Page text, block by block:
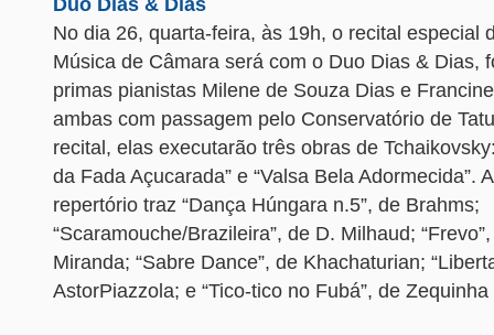
No dia 26, quarta-feira, às 19h, o recital especial
Música de Câmara será com o Duo Dias & Dias,
primas pianistas Milene de Souza Dias e
ambas com passagem pelo Conservatório de
recital, elas executarão três obras de
da Fada Açucarada” e “Valsa Bela Adormecida”.
repertório traz “Dança Húngara n.5”, de Brahms;
“Scaramouche/Brazileira”, de D. Milhaud;
Miranda; “Sabre Dance”, de Khachaturian;
AstorPiazzola; e “Tico-tico no Fubá”, de